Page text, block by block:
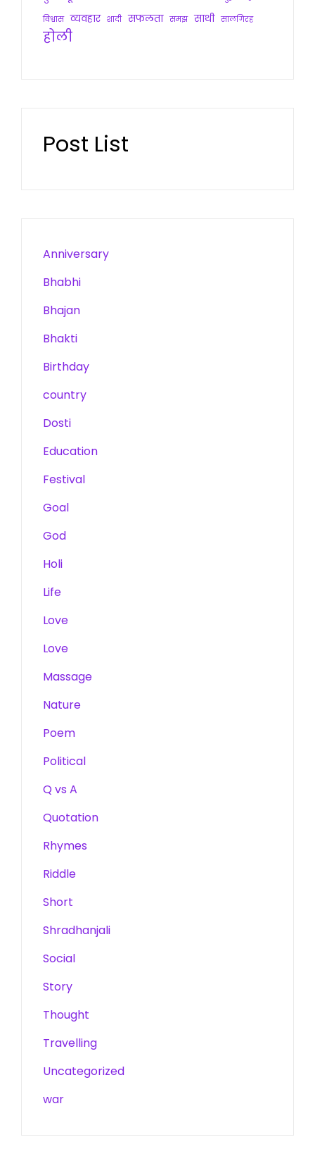
विश्वास व्यवहार शादी सफलता समझ साथी सालगिरह
होली
Post List
Anniversary
Bhabhi
Bhajan
Bhakti
Birthday
country
Dosti
Education
Festival
Goal
God
Holi
Life
Love
Love
Massage
Nature
Poem
Political
Q vs A
Quotation
Rhymes
Riddle
Short
Shradhanjali
Social
Story
Thought
Travelling
Uncategorized
war